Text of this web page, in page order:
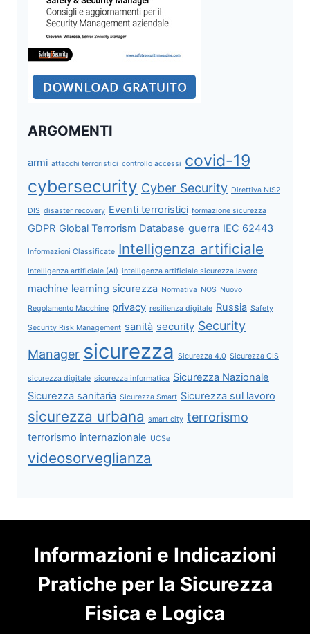
ARGOMENTI
armi attacchi terroristici controllo accessi covid-19
cybersecurity Cyber Security Direttiva NIS2
DIS disaster recovery Eventi terroristici formazione sicurezza
GDPR Global Terrorism Database guerra IEC 62443
Informazioni Classificate Intelligenza artificiale
Intelligenza artificiale (AI) intelligenza artificiale sicurezza lavoro
machine learning sicurezza Normativa NOS Nuovo
Regolamento Macchine privacy resilienza digitale Russia Safety
Security Risk Management sanità security Security
Manager sicurezza Sicurezza 4.0 Sicurezza CIS
sicurezza digitale sicurezza informatica Sicurezza Nazionale
Sicurezza sanitaria Sicurezza Smart Sicurezza sul lavoro
sicurezza urbana smart city terrorismo
terrorismo internazionale UCSe
videosorveglianza
Informazioni e Indicazioni
Pratiche per la Sicurezza
Fisica e Logica